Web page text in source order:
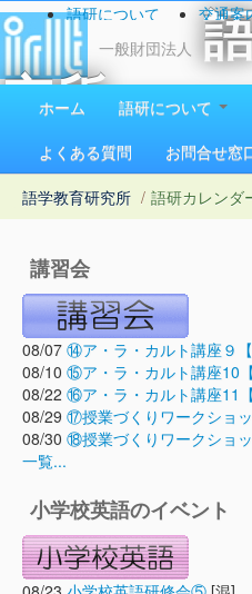
一般財団法人
究所
1923（大正12）年
語研について 交通案
お問い合わせ
ホーム 語研について
よくある質問
お問合せ窓
語学教育研究所 / 語研カレンダ
講習会
08/07 ⑭ア・ラ・カルト講座９
08/10 ⑮ア・ラ・カルト講座10
08/22 ⑯ア・ラ・カルト講座11
08/29 ⑰授業づくりワークショ
08/30 ⑱授業づくりワークショ
一覧...
小学校英語のイベント